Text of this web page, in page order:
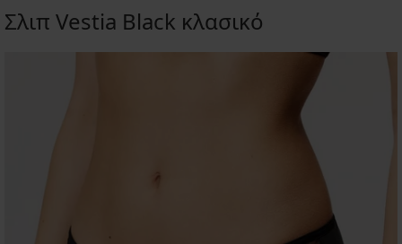
Σλιπ Vestia Black κλασικό